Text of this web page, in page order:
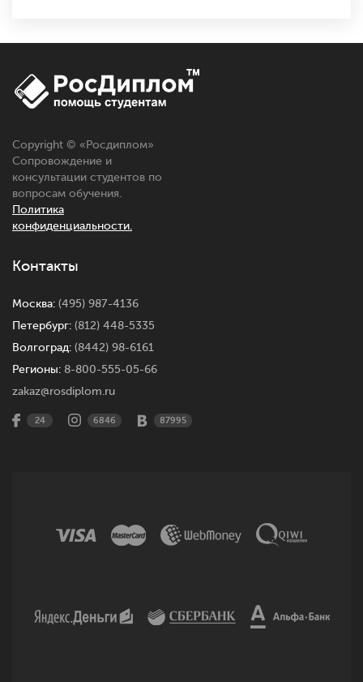
Copyright © « Росдиплом»
Сопровождение и
консультации студентов по
вопросам обучения.
Политика
конфиденциальности.
Контакты
Москва: (495) 987-4136
Петербург: (812) 448-5335
Волгоград: (8442) 98-6161
Регионы: 8-800-555-05-66
zakaz@rosdiplom.ru
24 6846 87995